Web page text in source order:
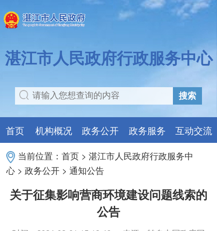
湛江市人民政府行政服务中心
搜索
首页 机构概况 政务公开 政务服务 互动交流
当前位置：首页 >湛江市人民政府行政服务中
心 >政务公开 >通知公告
关于征集影响营商环境建设问题线索的
公告